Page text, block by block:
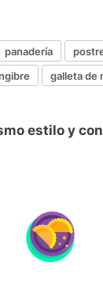
panadería
galleta de
estilo y